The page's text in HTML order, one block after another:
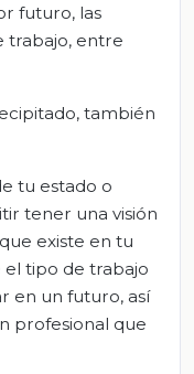
futuro, las
trabajo, entre
también
tu estado o
tener una visión
existe en tu
tipo de trabajo
en un futuro, así
profesional que